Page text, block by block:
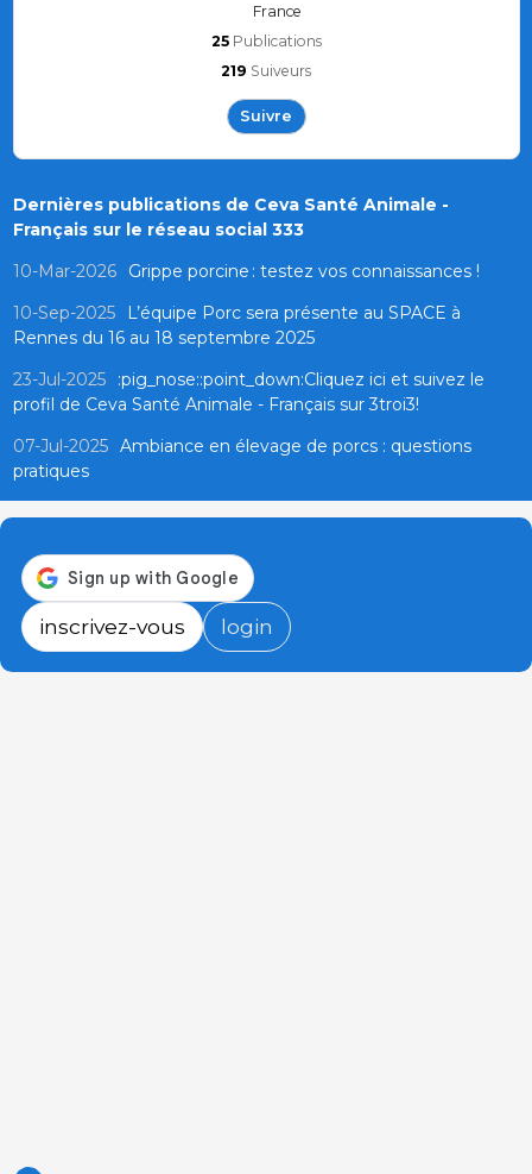
France
25 Publications
219 Suiveurs
Suivre
Dernières publications de Ceva Santé Animale -
Français sur le réseau social 333
10-Mar-2026
Grippe porcine : testez vos connaissances !
10-Sep-2025
L’équipe Porc sera présente au SPACE à
Rennes du 16 au 18 septembre 2025
23-Jul-2025
:pig_nose::point_down:Cliquez ici et suivez le
profil de Ceva Santé Animale - Français sur 3troi3!
07-Jul-2025 Ambiance en élevage de porcs : questions
pratiques
inscrivez-vous login